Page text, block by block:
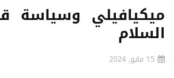
ميكيافيلي وسياسة
السلام
15 مايو, 2024